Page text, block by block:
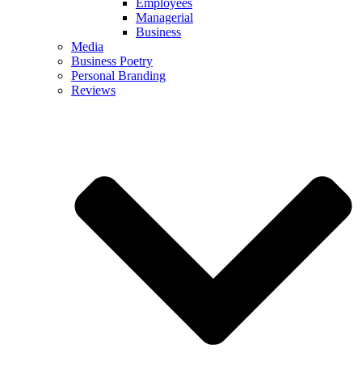
Employees
Managerial
Business
Media
Business Poetry
Personal Branding
Reviews